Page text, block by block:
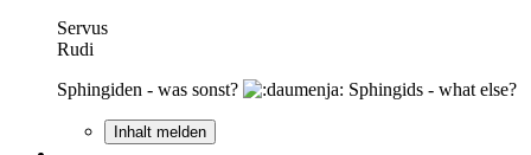
Servus
Rudi
Sphingiden - was sonst?
Sphingids - what else?
Inhalt melden